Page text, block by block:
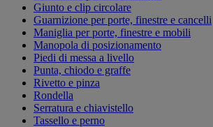
Giunto e clip circolare
Guarnizione per porte, finestre e cancelli
Maniglia per porte, finestre e mobili
Manopola di posizionamento
Piedi di messa a livello
Punta, chiodo e graffe
Rivetto e pinza
Rondella
Serratura e chiavistello
Tassello e perno